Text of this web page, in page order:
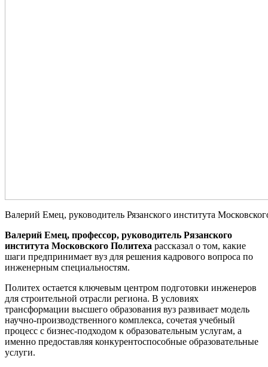
Валерий Емец, руководитель Рязанского института
Валерий Емец, профессор, руководитель Рязанского
института Московского Политеха рассказал о том, какие
шаги предпринимает вуз для решения кадрового вопроса по
инженерным специальностям.
Политех остается ключевым центром подготовки инженеров
для строительной отрасли региона. В условиях
трансформации высшего образования вуз развивает модель
научно-производственного комплекса, сочетая учебный
процесс с бизнес-подходом к образовательным услугам, а
именно предоставляя конкурентоспособные образовательные
услуги.